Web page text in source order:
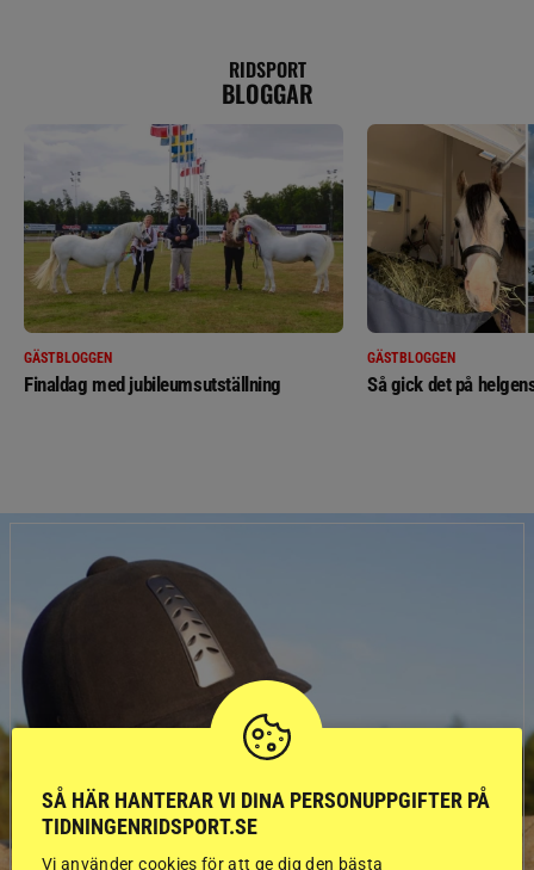
RIDSPORT
BLOGGAR
GÄSTBLOGGEN
Finaldag med jubileumsutställning
GÄSTBLOGGEN
Så gick det på
SÅ HÄR HANTERAR VI DINA PERSONUPPGIFTER PÅ
TIDNINGENRIDSPORT.SE
Vi använder cookies för att ge dig den bästa